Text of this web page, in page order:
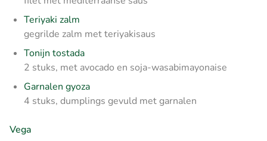
Teriyaki zalm
gegrilde zalm met teriyakisaus
Tonijn tostada
2 stuks, met avocado en soja-wasabimayonaise
Garnalen gyoza
4 stuks, dumplings gevuld met garnalen
Vega